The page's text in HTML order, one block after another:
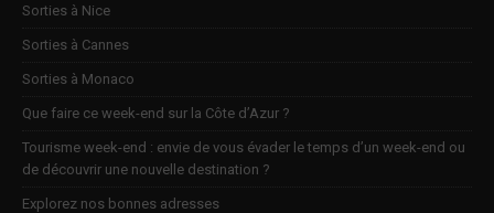
Sorties à Nice
Sorties à Cannes
Sorties à Monaco
Que faire ce week-end sur la Côte d’Azur ?
Tourisme week-end : envie de vous évader le temps d’un week-end ou
de découvrir une nouvelle destination ?
Explorez nos bonnes adresses